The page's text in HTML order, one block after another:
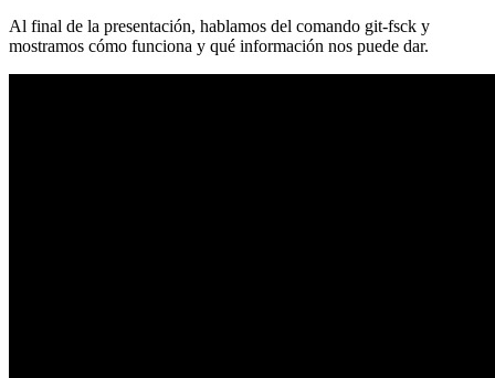
Al final de la presentación, hablamos del comando git-fsck y
mostramos cómo funciona y qué información nos puede dar.